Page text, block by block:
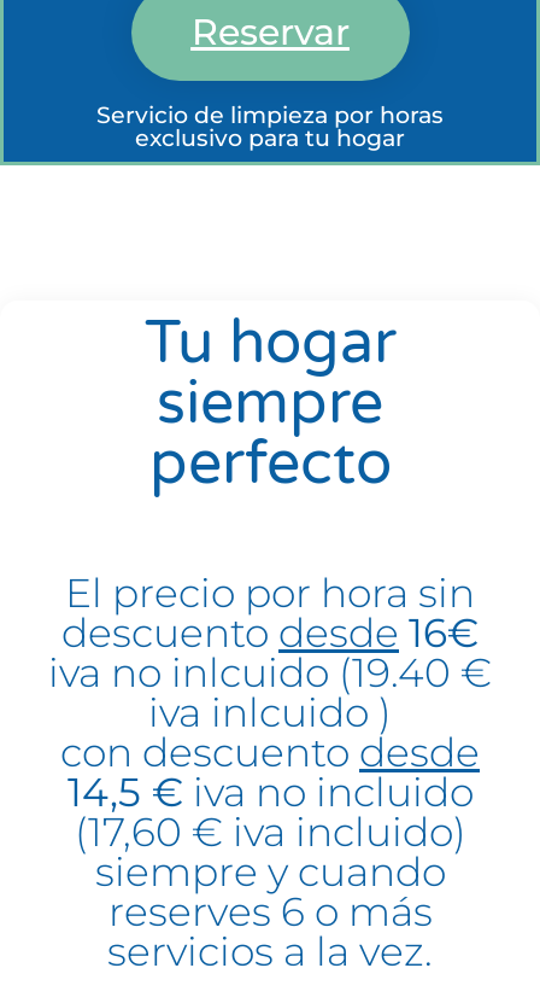
Reservar
Servicio de limpieza por horas
exclusivo para tu hogar
Tu hogar
siempre
perfecto
El precio por hora sin
descuento desde 16€
iva no inlcuido (19.40 €
iva inlcuido )
con descuento desde
14,5 € iva no incluido
(17,60 € iva incluido)
siempre y cuando
reserves 6 o más
servicios a la vez.